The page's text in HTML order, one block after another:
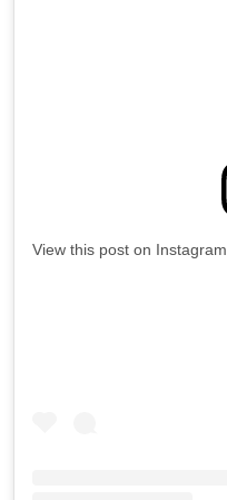
View this post on Instagram